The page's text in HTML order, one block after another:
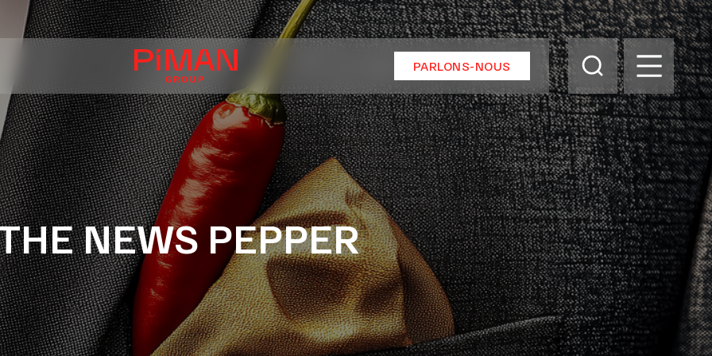
PARLONS-NOUS
NEWS PEPPER